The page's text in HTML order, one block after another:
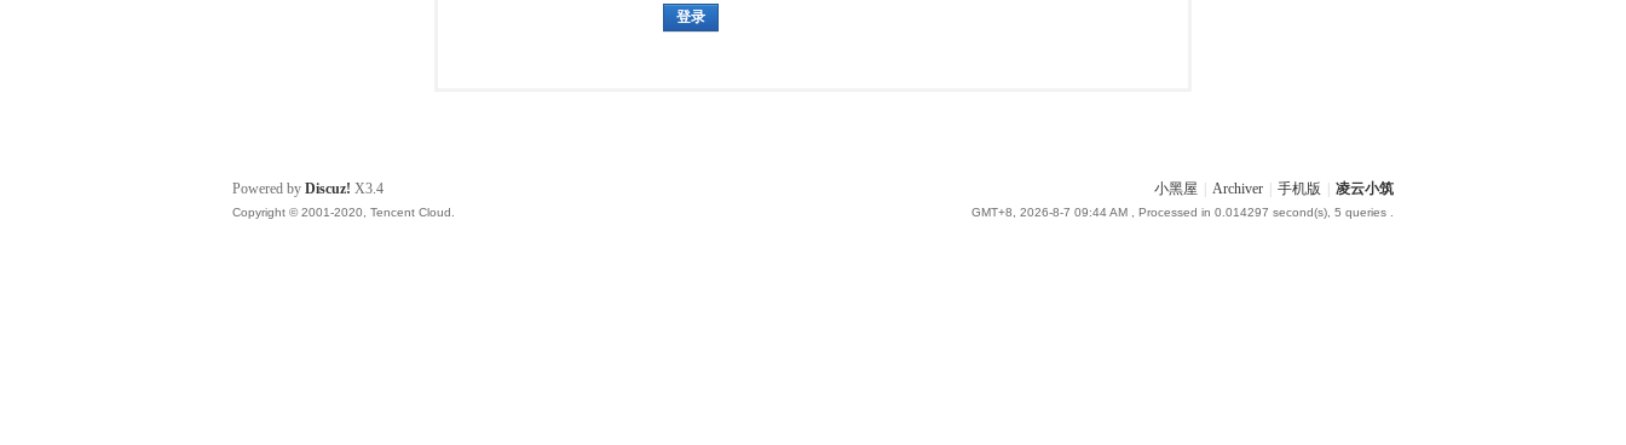
登录
小黑屋 Archiver 手机版 凌云小筑
GMT+8, 2026-8-7 09:44 AM , Processed in 0.014297 second(s), 5 queries .
Powered by Discuz! X3.4
Copyright © 2001-2020, Tencent Cloud.